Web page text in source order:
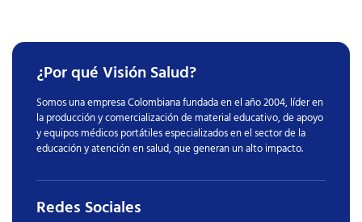
¿Por qué Visión Salud?
Somos una empresa Colombiana fundada en el año 2004, líder en
la producción y comercialización de material educativo, de apoyo
y equipos médicos portátiles especializados en el sector de la
educación y atención en salud, que generan un alto impacto.
Redes Sociales